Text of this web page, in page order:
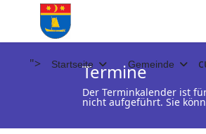
"> Startseite Gemeinde
Termine
Der Terminkalender ist
nicht aufgeführt. Sie